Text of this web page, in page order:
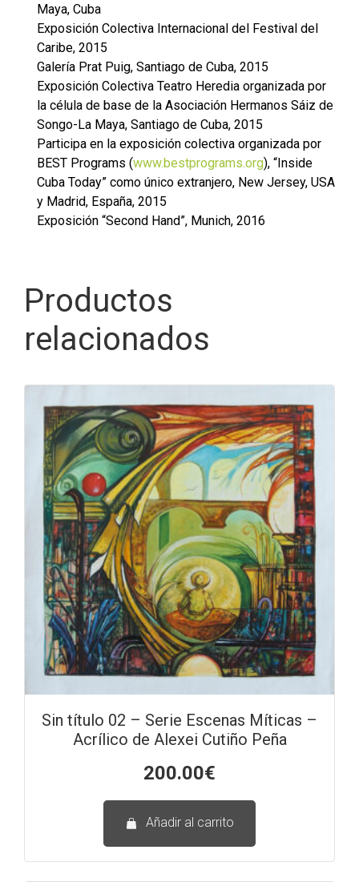
Maya, Cuba
Exposición Colectiva Internacional del Festival del
Caribe, 2015
Galería Prat Puig, Santiago de Cuba, 2015
Exposición Colectiva Teatro Heredia organizada por
la célula de base de la Asociación Hermanos Sáiz de
Songo-La Maya, Santiago de Cuba, 2015
Participa en la exposición colectiva organizada por
BEST Programs (www.bestprograms.org), “Inside
Cuba Today” como único extranjero, New Jersey, USA
y Madrid, España, 2015
Exposición “Second Hand”, Munich, 2016
Productos
relacionados
Sin título 02 – Serie Escenas Míticas –
Acrílico de Alexei Cutiño Peña
200.00€
Añadir al carrito